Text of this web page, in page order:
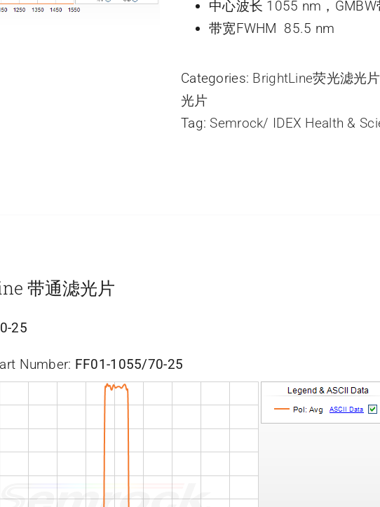
中心波长 1055 nm，
带宽FWHM 85.5 nm
Categories: BrightLine荧光滤光
光片
Tag:Semrock/ IDEX Health &
带通滤光片
25
Number: FF01-1055/70-25